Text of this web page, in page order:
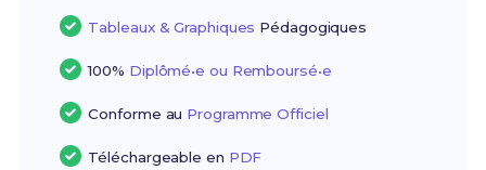
Tableaux & Graphiques Pédagogiques
100% Diplômé•e ou Remboursé•e
Conforme au Programme Officiel
Téléchargeable en PDF